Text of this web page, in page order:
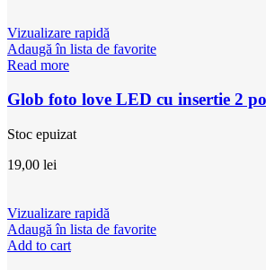
Vizualizare rapidă
Adaugă în lista de favorite
Read more
Glob foto love LED cu insertie 2
Stoc epuizat
19,00 lei
Vizualizare rapidă
Adaugă în lista de favorite
Add to cart